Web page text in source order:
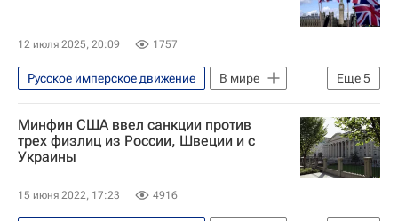
12 июля 2025, 20:09 1757
Еще5
Русское имперское движение
В мире
Лондон
Украина
Россия
Махатма Ганди
Нельсон Мандела
Минфин США ввел санкции против
трех физлиц из России, Швеции и с
Украины
15 июня 2022, 17:23 4916